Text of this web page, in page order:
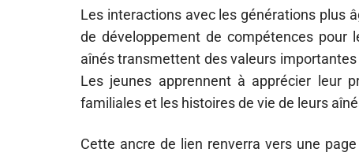
Les interactions avec les générations plus
de développement de compétences
aînés transmettent des valeurs
Les jeunes apprennent à apprécier leur
familiales et les histoires de vie de leurs
Cette ancre de lien renverra vers une